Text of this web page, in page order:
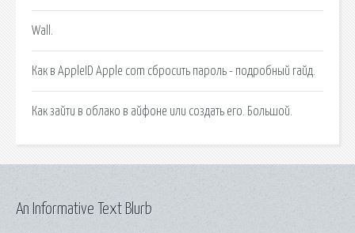
Wall.
Как в AppleID Apple com сбросить пароль - подробный гайд.
Как зайти в облако в айфоне или создать его. Большой.
An Informative Text Blurb